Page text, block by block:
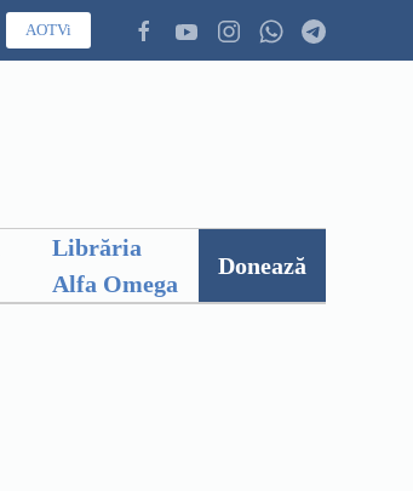
AOTVi
Librăria
Alfa Omega
Donează